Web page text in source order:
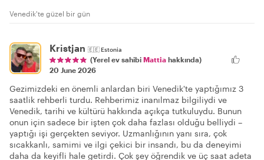
Venedik'te güzel bir gün
Kristjan 🇪🇪Estonia
(Yerel ev sahibi Mattia hakkında)
20 June 2026
Gezimizdeki en önemli anlardan biri Venedik'te yaptığımız 3
saatlik rehberli turdu. Rehberimiz inanılmaz bilgiliydi ve
Venedik, tarihi ve kültürü hakkında açıkça tutkuluydu. Bunun
onun için sadece bir işten çok daha fazlası olduğu belliydi –
yaptığı işi gerçekten seviyor. Uzmanlığının yanı sıra, çok
sıcakkanlı, samimi ve ilgi çekici bir insandı, bu da deneyimi
daha da keyifli hale getirdi. Çok şey öğrendik ve üç saat adeta